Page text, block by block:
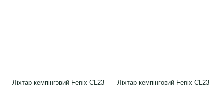
Ліхтар кемпінговий Fenix CL23
Ліхтар кемпінговий Fenix CL23